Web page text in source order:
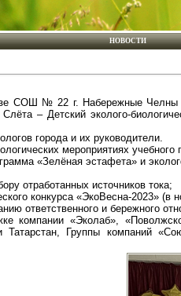
НОВОСТИ
СОШ № 22 г. Набережные Челны
– Детский эколого-
города и их руководители.
мероприятиях
«Зелёная эстафета» и
отработанных источников тока;
конкурса «ЭкоВесна-2023»
ответственного и бережного
«Эколаб»,
Группы компаний